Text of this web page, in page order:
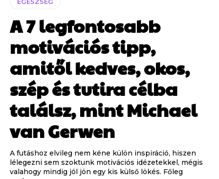
A 7 legfontosabb
motivációs tipp,
amitől kedves, okos,
szép és tutira célba
találsz, mint Michael
van Gerwen
A futáshoz elvileg nem kéne külön inspiráció, hiszen
lélegezni sem szoktunk motivációs idézetekkel, mégis
valahogy mindig jól jön egy kis külső lökés. Főleg